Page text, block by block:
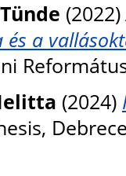
(2022)
és a
(2024)